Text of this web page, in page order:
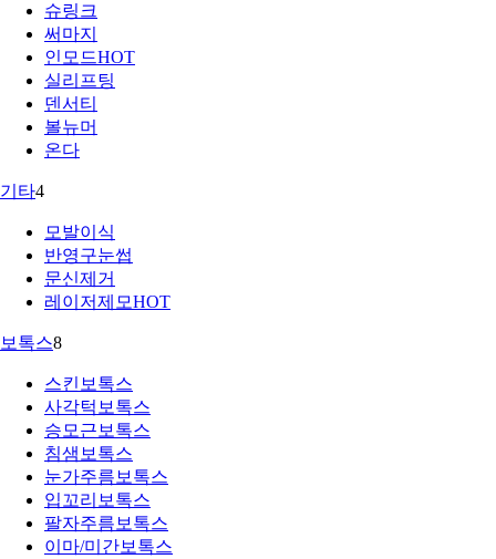
슈링크
써마지
인모드HOT
실리프팅
덴서티
볼뉴머
온다
기타4
모발이식
반영구눈썹
문신제거
레이저제모HOT
보톡스8
스킨보톡스
사각턱보톡스
승모근보톡스
침샘보톡스
눈가주름보톡스
입꼬리보톡스
팔자주름보톡스
이마/미간보톡스